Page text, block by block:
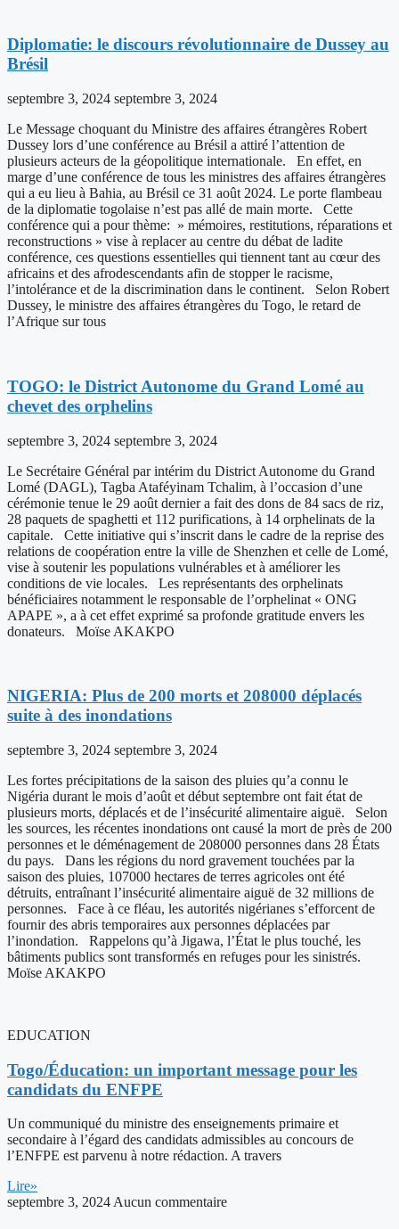
Diplomatie: le discours révolutionnaire de Dussey au
Brésil
septembre 3, 2024 septembre 3, 2024
Le Message choquant du Ministre des affaires étrangères Robert
Dussey lors d’une conférence au Brésil a attiré l’attention de
plusieurs acteurs de la géopolitique internationale. En effet, en
marge d’une conférence de tous les ministres des affaires étrangères
qui a eu lieu à Bahia, au Brésil ce 31 août 2024. Le porte flambeau
de la diplomatie togolaise n’est pas allé de main morte. Cette
conférence qui a pour thème: » mémoires, restitutions, réparations et
reconstructions » vise à replacer au centre du débat de ladite
conférence, ces questions essentielles qui tiennent tant au cœur des
africains et des afrodescendants afin de stopper le racisme,
l’intolérance et de la discrimination dans le continent. Selon Robert
Dussey, le ministre des affaires étrangères du Togo, le retard de
l’Afrique sur tous
TOGO: le District Autonome du Grand Lomé au
chevet des orphelins
septembre 3, 2024 septembre 3, 2024
Le Secrétaire Général par intérim du District Autonome du Grand
Lomé (DAGL), Tagba Ataféyinam Tchalim, à l’occasion d’une
cérémonie tenue le 29 août dernier a fait des dons de 84 sacs de riz,
28 paquets de spaghetti et 112 purifications, à 14 orphelinats de la
capitale. Cette initiative qui s’inscrit dans le cadre de la reprise des
relations de coopération entre la ville de Shenzhen et celle de Lomé,
vise à soutenir les populations vulnérables et à améliorer les
conditions de vie locales. Les représentants des orphelinats
bénéficiaires notamment le responsable de l’orphelinat « ONG
APAPE », a à cet effet exprimé sa profonde gratitude envers les
donateurs. Moïse AKAKPO
NIGERIA: Plus de 200 morts et 208000 déplacés
suite à des inondations
septembre 3, 2024 septembre 3, 2024
Les fortes précipitations de la saison des pluies qu’a connu le
Nigéria durant le mois d’août et début septembre ont fait état de
plusieurs morts, déplacés et de l’insécurité alimentaire aiguë. Selon
les sources, les récentes inondations ont causé la mort de près de 200
personnes et le déménagement de 208000 personnes dans 28 États
du pays. Dans les régions du nord gravement touchées par la
saison des pluies, 107000 hectares de terres agricoles ont été
détruits, entraînant l’insécurité alimentaire aiguë de 32 millions de
personnes. Face à ce fléau, les autorités nigérianes s’efforcent de
fournir des abris temporaires aux personnes déplacées par
l’inondation. Rappelons qu’à Jigawa, l’État le plus touché, les
bâtiments publics sont transformés en refuges pour les sinistrés.
Moïse AKAKPO
EDUCATION
Togo/Éducation: un important message pour les
candidats du ENFPE
Un communiqué du ministre des enseignements primaire et
secondaire à l’égard des candidats admissibles au concours de
l’ENFPE est parvenu à notre rédaction. A travers
Lire»
septembre 3, 2024Aucun commentaire